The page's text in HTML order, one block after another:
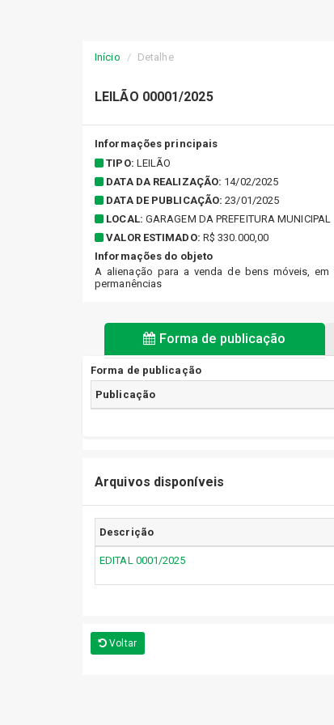
Início Detalhe
LEILÃO 00001/2025
Informações principais
TIPO: LEILÃO
DATA DA REALIZAÇÃO: 14/02/2025
DATA DE PUBLICAÇÃO: 23/01/2025
LOCAL: GARAGEM DA PREFEITURA MUNICIPAL
VALOR ESTIMADO: R$ 330.000,00
Informações do objeto
A alienação para a venda de bens móveis,
permanências
Forma de publicação
Forma de publicação
Publicação
Arquivos disponíveis
Descrição
EDITAL 0001/2025
Voltar